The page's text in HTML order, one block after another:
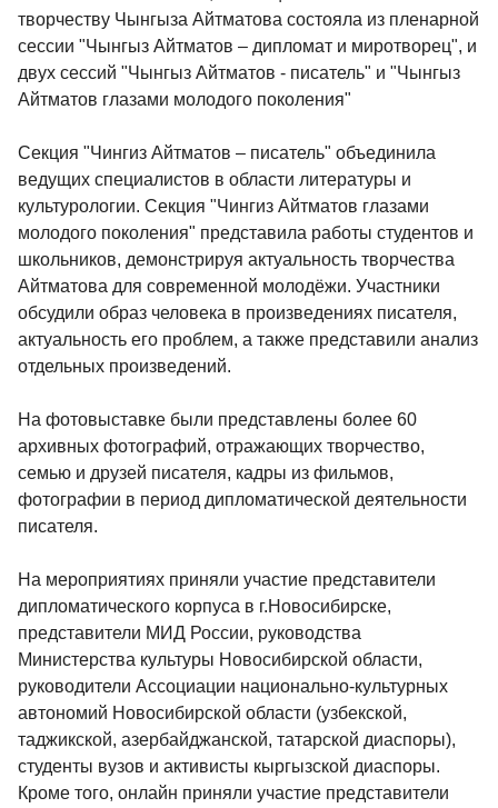
творчеству Чынгыза Айтматова состояла из пленарной
сессии "Чынгыз Айтматов – дипломат и миротворец", и
двух сессий "Чынгыз Айтматов - писатель" и "Чынгыз
Айтматов глазами молодого поколения"
Секция "Чингиз Айтматов – писатель" объединила
ведущих специалистов в области литературы и
культурологии. Секция "Чингиз Айтматов глазами
молодого поколения" представила работы студентов и
школьников, демонстрируя актуальность творчества
Айтматова для современной молодёжи. Участники
обсудили образ человека в произведениях писателя,
актуальность его проблем, а также представили анализ
отдельных произведений.
На фотовыставке были представлены более 60
архивных фотографий, отражающих творчество,
семью и друзей писателя, кадры из фильмов,
фотографии в период дипломатической деятельности
писателя.
На мероприятиях приняли участие представители
дипломатического корпуса в г.Новосибирске,
представители МИД России, руководства
Министерства культуры Новосибирской области,
руководители Ассоциации национально-культурных
автономий Новосибирской области (узбекской,
таджикской, азербайджанской, татарской диаспоры),
студенты вузов и активисты кыргызской диаспоры.
Кроме того, онлайн приняли участие представители